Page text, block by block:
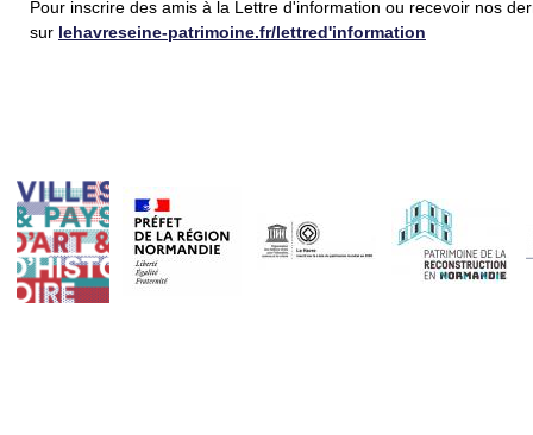
Pour inscrire des amis à la Lettre d'information ou recevoir nos
sur lehavreseine-patrimoine.fr/lettred'information